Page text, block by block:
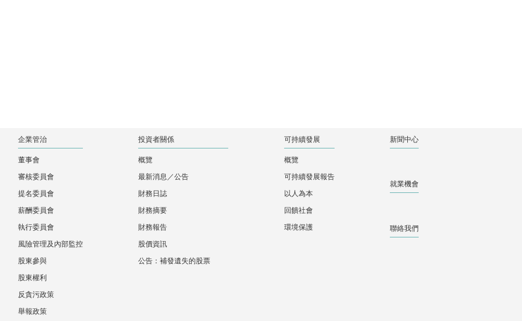
企業管治
董事會
審核委員會
提名委員會
薪酬委員會
執行委員會
風險管理及內部監控
股東參與
股東權利
反貪污政策
舉報政策
投資者關係
概覽
最新消息／公告
財務日誌
財務摘要
財務報告
股價資訊
公告：補發遺失的股票
可持續發展
概覽
可持續發展報告
以人為本
回饋社會
環境保護
新聞中心
就業機會
聯絡我們